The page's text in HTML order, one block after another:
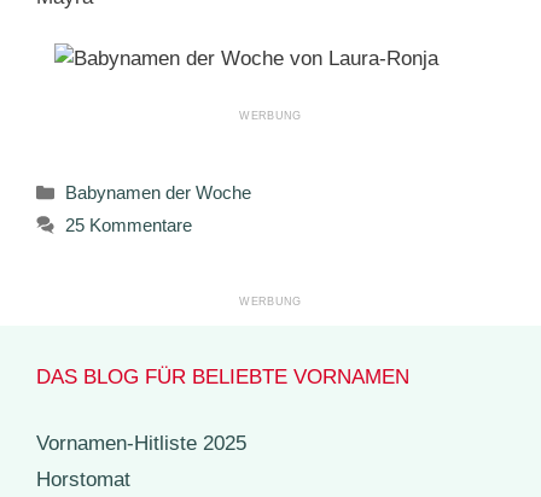
Kategorien
Babynamen der Woche
25 Kommentare
DAS BLOG FÜR BELIEBTE VORNAMEN
Vornamen-Hitliste 2025
Horstomat